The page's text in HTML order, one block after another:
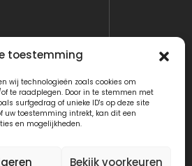
toestemming
wij technologieën zoals cookies om
te raadplegen. Door in te stemmen met
surfgedrag of unieke ID's op deze site
uw toestemming intrekt, kan dit een
en mogelijkheden.
Bekijk voorkeuren